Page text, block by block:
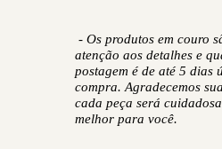
- Os produtos em couro
atenção aos detalhes e
postagem é de até 5 dias
compra. Agradecemos
cada peça será
melhor para você.